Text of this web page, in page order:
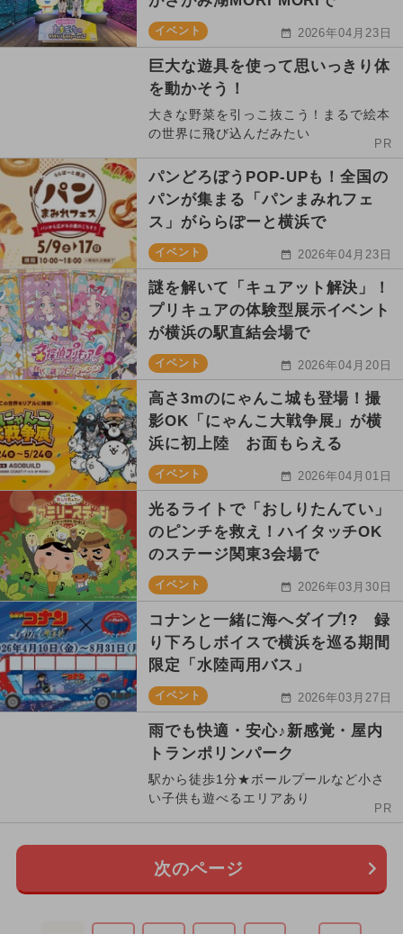
イベント 2026年04月23日
巨大な遊具を使って思いっきり体
を動かそう！
大きな野菜を引っこ抜こう！まるで絵本
の世界に飛び込んだみたい
PR
パンどろぼうPOP-UPも！全国の
パンが集まる「パンまみれフェ
ス」がららぽーと横浜で
イベント 2026年04月23日
謎を解いて「キュアット解決」！
プリキュアの体験型展示イベント
が横浜の駅直結会場で
イベント 2026年04月20日
高さ3mのにゃんこ城も登場！撮
影OK「にゃんこ大戦争展」が横
浜に初上陸 お面もらえる
イベント 2026年04月01日
光るライトで「おしりたんてい」
のピンチを救え！ハイタッチOK
のステージ関東3会場で
イベント 2026年03月30日
コナンと一緒に海へダイブ!? 録
り下ろしボイスで横浜を巡る期間
限定「水陸両用バス」
イベント 2026年03月27日
雨でも快適・安心♪新感覚・屋内
トランポリンパーク
駅から徒歩1分★ボールプールなど小さ
い子供も遊べるエリアあり
PR
次のページ